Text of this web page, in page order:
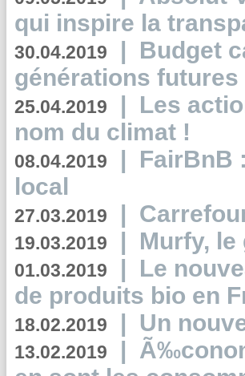
qui inspire la
30.04.2019 | Budget
générations
25.04.2019 | Les
nom du climat !
08.04.2019 | FairBnB
local
27.03.2019 |
19.03.2019 | Murfy,
01.03.2019 | Le
de produits bio en
18.02.2019 | Un
13.02.2019 |